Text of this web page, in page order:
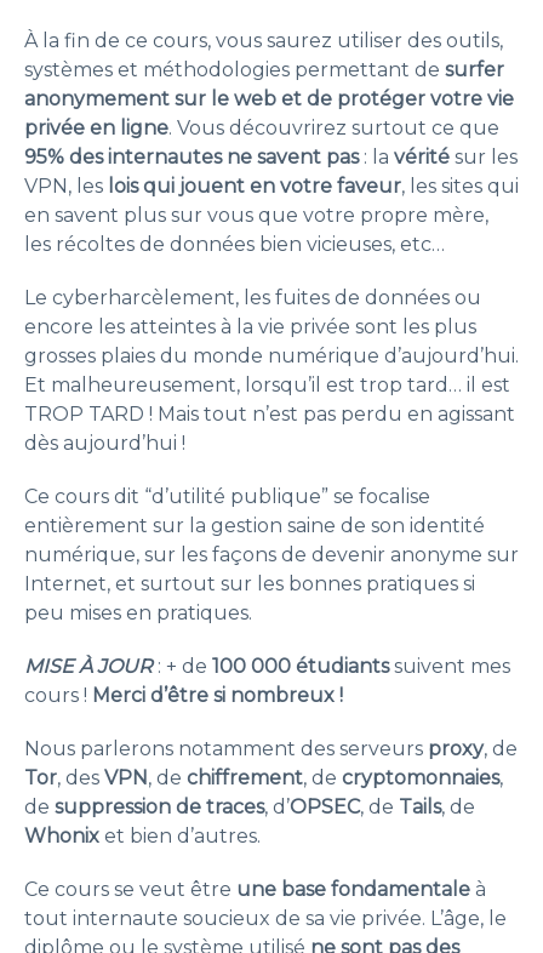
À la fin de ce cours, vous saurez utiliser des outils,
systèmes et méthodologies permettant de surfer
anonymement sur le web et de protéger votre vie
privée en ligne. Vous découvrirez surtout ce que
95% des internautes ne savent pas: la vérité sur les
VPN, les lois qui jouent en votre faveur, les sites qui
en savent plus sur vous que votre propre mère,
les récoltes de données bien vicieuses, etc…
Le cyberharcèlement, les fuites de données ou
encore les atteintes à la vie privée sont les plus
grosses plaies du monde numérique d’aujourd’hui.
Et malheureusement, lorsqu’il est trop tard… il est
TROP TARD ! Mais tout n’est pas perdu en agissant
dès aujourd’hui !
Ce cours dit “d’utilité publique” se focalise
entièrement sur la gestion saine de son identité
numérique, sur les façons de devenir anonyme sur
Internet, et surtout sur les bonnes pratiques si
peu mises en pratiques.
MISE À JOUR: + de 100 000 étudiantssuivent mes
cours ! Merci d’être si nombreux !
Nous parlerons notamment des serveurs proxy, de
Tor, des VPN, de chiffrement, de cryptomonnaies,
de suppression de traces, d’OPSEC, de Tails, de
Whonix et bien d’autres.
Ce cours se veut être une base fondamentale à
tout internaute soucieux de sa vie privée. L’âge, le
diplôme ou le système utilisé ne sont pas des